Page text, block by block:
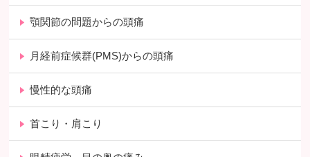
顎関節の問題からの頭痛
月経前症候群(PMS)からの頭痛
慢性的な頭痛
首こり・肩こり